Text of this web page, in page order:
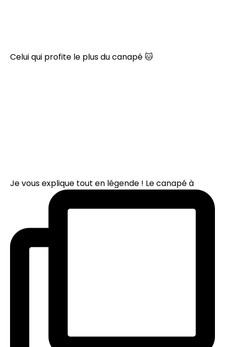
Celui qui profite le plus du canapé 🐱
Je vous explique tout en légende ! Le canapé à